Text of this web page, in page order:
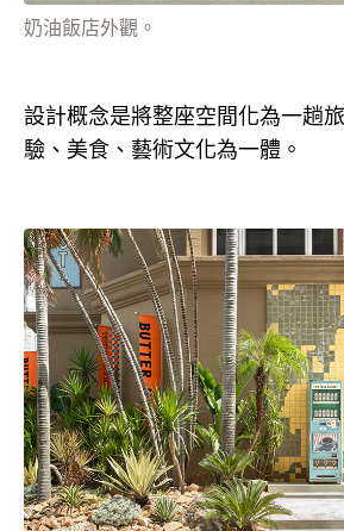
奶油飯店外觀。
設計概念是將整座空間化為一趟
驗、美食、藝術文化為一體。